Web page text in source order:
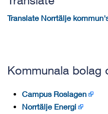
Translate Norrtälje
Kommunala bolag
Campus Roslagen
Norrtälje Energi